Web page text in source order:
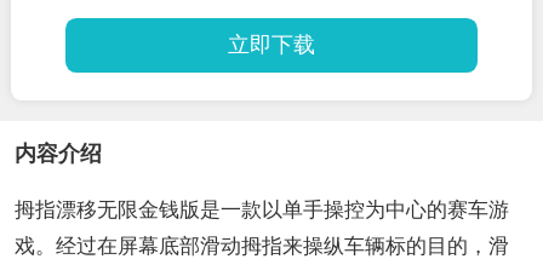
立即下载
内容介绍
拇指漂移无限金钱版是一款以单手操控为中心的赛车游
戏。经过在屏幕底部滑动拇指来操纵车辆标的目的，滑